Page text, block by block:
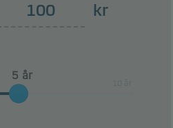
din investering.
kr
år